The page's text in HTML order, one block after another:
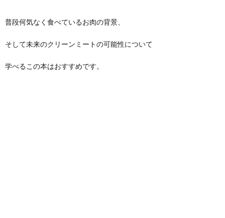
普段何気なく食べているお肉の背景、
そして未来のクリーンミートの可能性について
学べるこの本はおすすめです。